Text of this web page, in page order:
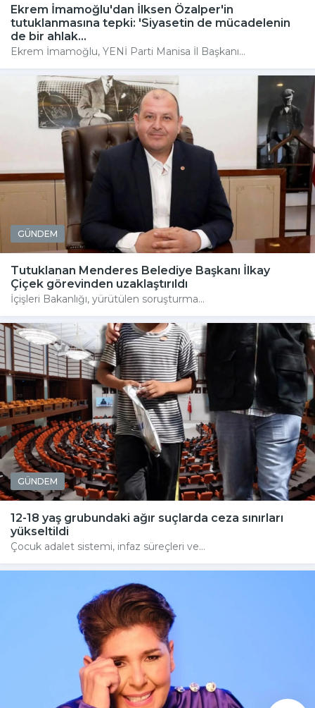
Ekrem İmamoğlu'dan İlksen Özalper'in
tutuklanmasına tepki: 'Siyasetin de mücadelenin
de bir ahlak...
Ekrem İmamoğlu, YENİ Parti Manisa İl Başkanı...
GÜNDEM
Tutuklanan Menderes Belediye Başkanı İlkay
Çiçek görevinden uzaklaştırıldı
İçişleri Bakanlığı, yürütülen soruşturma...
GÜNDEM
12-18 yaş grubundaki ağır suçlarda ceza sınırları
yükseltildi
Çocuk adalet sistemi, infaz süreçleri ve...